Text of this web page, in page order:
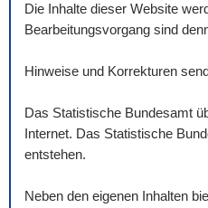
Die Inhalte dieser Website
Bearbeitungsvorgang sind
Hinweise und Korrekturen
Das Statistische Bundesamt
Internet. Das Statistische
entstehen.
Neben den eigenen Inhalten